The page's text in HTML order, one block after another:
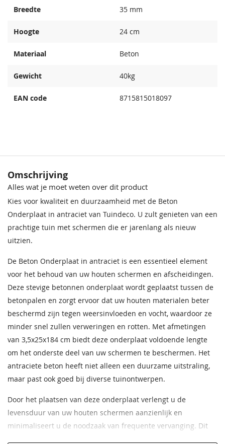
Breedte 35 mm
Hoogte 24 cm
Materiaal Beton
Gewicht 40kg
EAN code 8715815018097
Omschrijving
Alles wat je moet weten over dit product
Kies voor kwaliteit en duurzaamheid met de Beton
Onderplaat in antraciet van Tuindeco. U zult genieten van een
prachtige tuin met schermen die er jarenlang als nieuw
uitzien.
De Beton Onderplaat in antraciet is een essentieel element
voor het behoud van uw houten schermen en afscheidingen.
Deze stevige betonnen onderplaat wordt geplaatst tussen de
betonpalen en zorgt ervoor dat uw houten materialen beter
beschermd zijn tegen weersinvloeden en vocht, waardoor ze
minder snel zullen verweringen en rotten. Met afmetingen
van 3,5x25x184 cm biedt deze onderplaat voldoende lengte
om het onderste deel van uw schermen te beschermen. Het
antraciete beton heeft niet alleen een duurzame uitstraling,
maar past ook goed bij diverse tuinontwerpen.
Door het plaatsen van deze onderplaat verlengt u de
levensduur van uw houten schermen aanzienlijk en
minimaliseert u de noodzaak van frequente vervanging. Dit